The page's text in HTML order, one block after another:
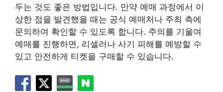
두는 것도 좋은 방법입니다. 만약 예매 과정에서 이
상한 점을 발견했을 때는 공식 예매처나 주최 측에
문의하여 확인할 수 있도록 합니다. 주의를 기울여
예매를 진행하면, 리셀러나 사기 피해를 예방할 수
있고 안전하게 티켓을 구매할 수 있습니다.